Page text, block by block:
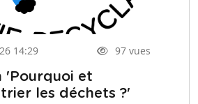
14:29 97 vues
'Pourquoi et
les déchets ?'